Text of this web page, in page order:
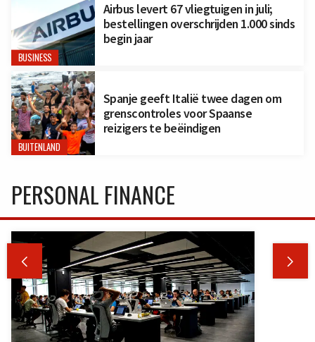
BUSINESS
Airbus levert 67 vliegtuigen in juli;
bestellingen overschrijden 1.000 sinds
begin jaar
BUITENLAND
Spanje geeft Italië twee dagen om
grenscontroles voor Spaanse
reizigers te beëindigen
PERSONAL FINANCE
 